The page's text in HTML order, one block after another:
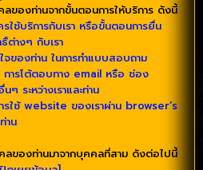
ของท่านจากขั้นตอนการให้บริการ ดังนี้
ใช้บริการกับเรา หรือขั้นตอนการยื่น
ต่างๆ กับเรา
จของท่าน ในการทำแบบสอบถาม
ารโต้ตอบทาง email หรือ ช่อง
ๆ ระหว่างเราและท่าน
รใช้ website ของเราผ่าน browser’s
าน
ลของท่านมาจากบุคคลที่สาม ดังต่อไปนี้